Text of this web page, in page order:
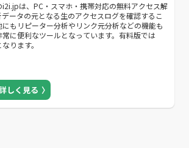
は、PC・スマホ・携帯対応の無料アクセス解
ータの元となる生のアクセスログを確認するこ
もリピーター分析やリンク元分析などの機能も
に便利なツールとなっています。有料版では
ります。
しく見る